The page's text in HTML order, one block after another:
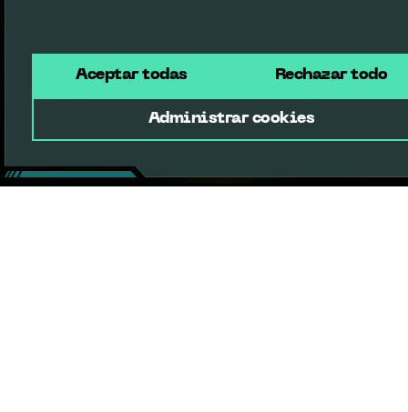
Aceptar todas Rechazar todo
Administrar cookies